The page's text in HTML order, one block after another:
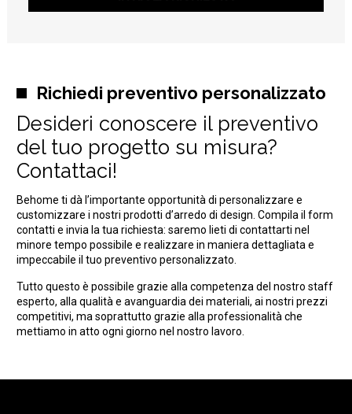
Richiedi preventivo personalizzato
Desideri conoscere il preventivo
del tuo progetto su misura?
Contattaci!
Behome ti dà l’importante opportunità di personalizzare e
customizzare i nostri prodotti d’arredo di design. Compila il form
contatti e invia la tua richiesta: saremo lieti di contattarti nel
minore tempo possibile e realizzare in maniera dettagliata e
impeccabile il tuo preventivo personalizzato.
Tutto questo è possibile grazie alla competenza del nostro staff
esperto, alla qualità e avanguardia dei materiali, ai nostri prezzi
competitivi, ma soprattutto grazie alla professionalità che
mettiamo in atto ogni giorno nel nostro lavoro.